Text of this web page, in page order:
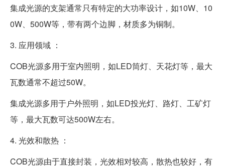
集成光源的支架通常只有特定的大功率设计，如10W、10
0W、500W等，带有两个边脚，材质多为铜制。
3. 应用领域 ：
COB光源多用于室内照明，如LED筒灯、天花灯等，最大
瓦数通常不超过50W。
集成光源多用于户外照明，如LED投光灯、路灯、工矿灯
等，最大瓦数可达500W左右。
4. 光效和散热 ：
COB光源由于直接封装，光效相对较高，散热也较好，有